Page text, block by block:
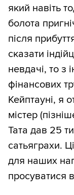
який навіть
болота
після
сказати
невдачі, то з
фінансових
Кейптауні, я
містер
Тата дав 25
сатьяграхи.
для наших
просуватися